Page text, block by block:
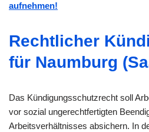
aufnehmen!
Rechtlicher
für Naumburg
Das Kündigungsschutzrecht soll
vor sozial ungerechtfertigten
Arbeitsverhältnisses absichern. In